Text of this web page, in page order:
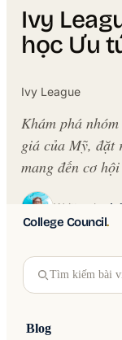
College Council.
Tìm kiếm bài
Blog
Ivy
học Ưu
Ivy League
Khám phá
giá của Mỹ, đặt
mang đến cơ
Written by